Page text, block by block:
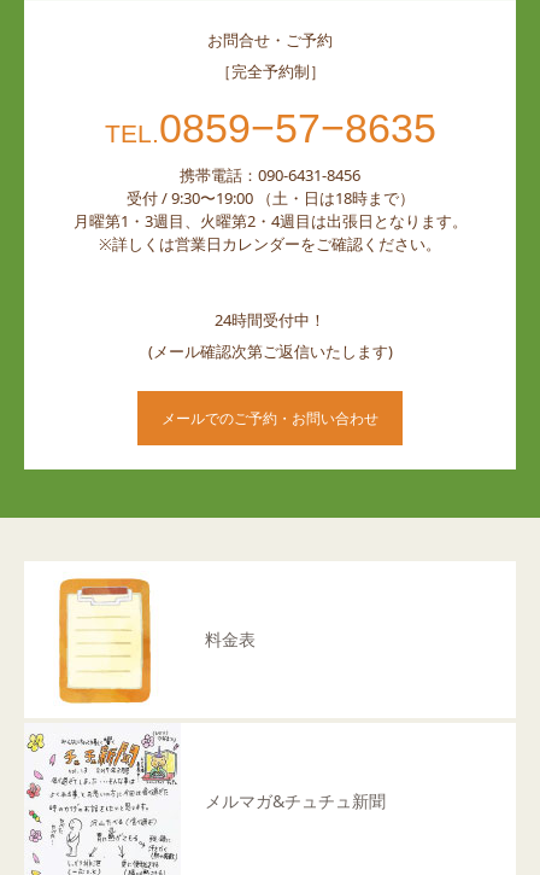
お問合せ・ご予約
［完全予約制］
TEL. 0859−57−8635
携帯電話：090-6431-8456
受付 / 9:30〜19:00 （土・日は18時まで）
月曜第1・3週目、火曜第2・4週目は出張日となります。
※詳しくは営業日カレンダーをご確認ください。
24時間受付中！
(メール確認次第ご返信いたします)
メールでのご予約・お問い合わせ
料金表
メルマガ&チュチュ新聞